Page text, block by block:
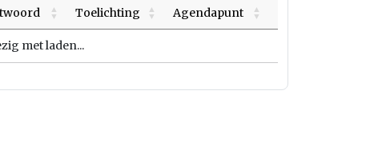
Toelichting Agendapunt
met laden...